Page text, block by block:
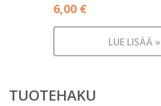
6,00 €
LUE LISÄÄ »
TUOTEHAKU